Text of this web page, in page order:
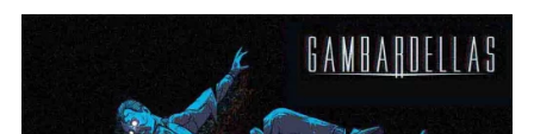
ARTISTI
CONCERTI
RADIO